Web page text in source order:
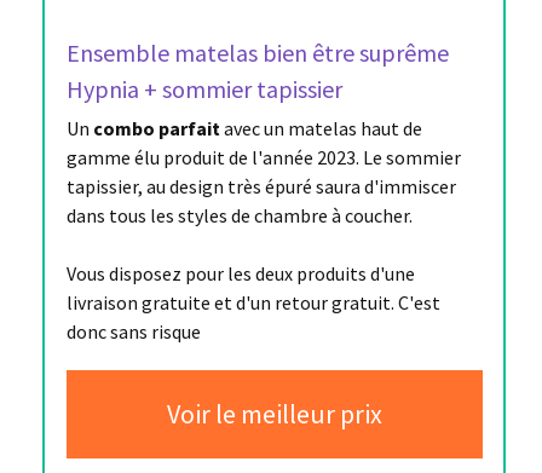
Ensemble matelas bien être suprême
Hypnia + sommier tapissier
Un combo parfait avec un matelas haut de
gamme élu produit de l'année 2023. Le sommier
tapissier, au design très épuré saura d'immiscer
dans tous les styles de chambre à coucher.
Vous disposez pour les deux produits d'une
livraison gratuite et d'un retour gratuit. C'est
donc sans risque
Voir le meilleur prix